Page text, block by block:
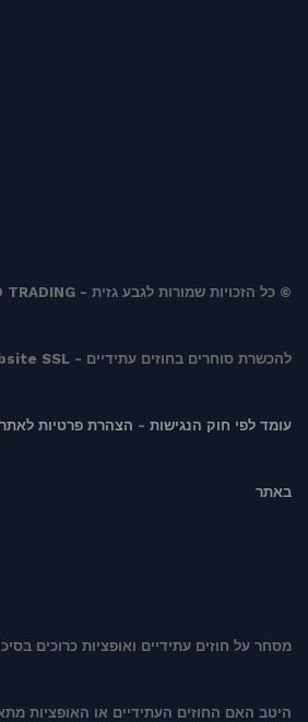
להכשרת סוחרים בחוזים עתידיים - Secure website SSL -
עומד לפי חוק הנגישות - הצהרת פרטיות לאתר
באתר
מסחר על חוזים עתידיים ואופציות כרוכים
היטב האם החוזים העתידיים או האופציות